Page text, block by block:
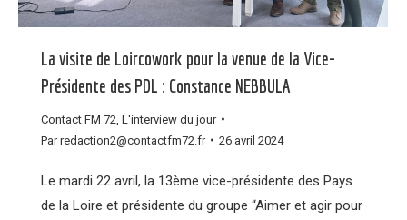
La visite de Loircowork pour la venue de la Vice-
Présidente des PDL : Constance NEBBULA
Contact FM 72 L'interview du jour
Parredaction2@contactfm72.fr 26 avril 2024
Le mardi 22 avril, la 13ème vice-présidente des Pays
de la Loire et présidente du groupe “Aimer et agir pour